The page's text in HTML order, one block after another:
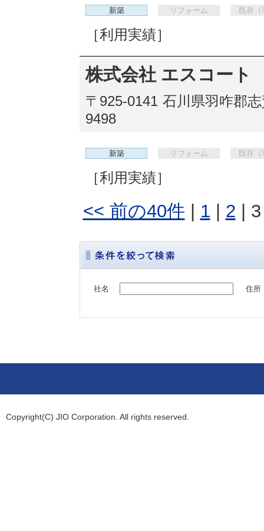
新築 リフォーム 既存（
［利用実績］
株式会社 エスコート
〒925-0141 石川県羽咋郡
9498
新築 リフォーム 既存（
［利用実績］
<< 前の40件 1 2 |
社名 住所
Copyright(C) JIO Corporation. All rights reserved.